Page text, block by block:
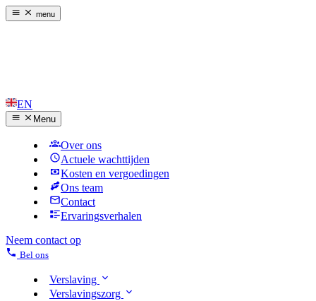
menu
EN
Menu
Over ons
Actuele wachttijden
Kosten en vergoedingen
Ons team
Contact
Ervaringsverhalen
Neem contact op
Bel ons
Verslaving
Verslavingszorg